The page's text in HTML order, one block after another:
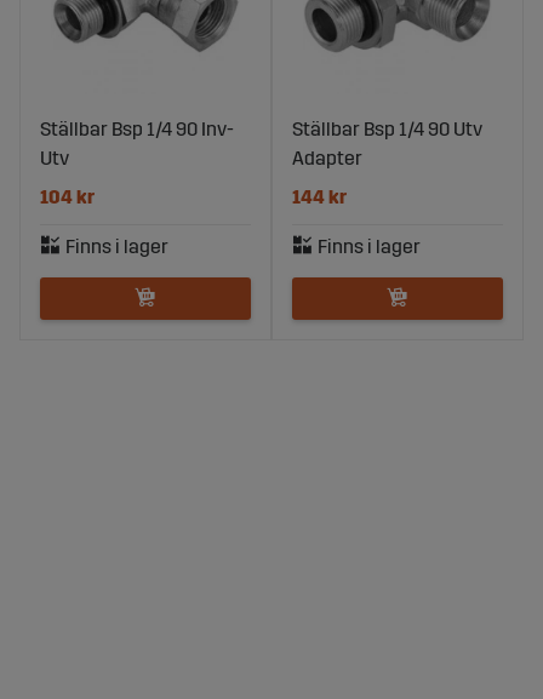
Ställbar Bsp 1/4 90 Inv-
Utv
104 kr
Ställbar Bsp 1/4 90 Utv
Adapter
144 kr